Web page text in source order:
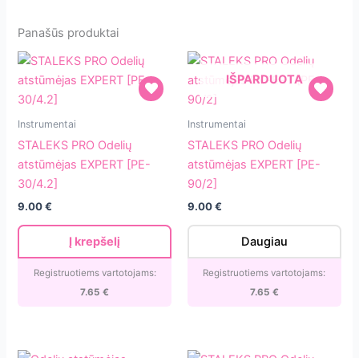
Panašūs produktai
STALEKS
atstūmėjas
[PE-
30/4.2]
Instrumentai
STALEKS PRO Odelių
atstūmėjas EXPERT [PE-
30/4.2]
9.00€
Į krepšelį
Registruotiems vartotojams:
7.65€
STALEKS
atstūmėjas
[PE-
IŠPARDUOTA
Instrumentai
STALEKS PRO Odelių
atstūmėjas EXPERT [PE-
90/2]
9.00€
Daugiau
Registruotiems vartotojams:
7.65 €